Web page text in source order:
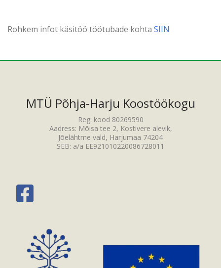
Rohkem infot käsitöö töötubade kohta SIIN
MTÜ Põhja-Harju Koostöökogu
Reg. kood 80269590
Aadress: Mõisa tee 2, Kostivere alevik,
Jõelähtme vald, Harjumaa 74204
SEB: a/a EE921010220086728011